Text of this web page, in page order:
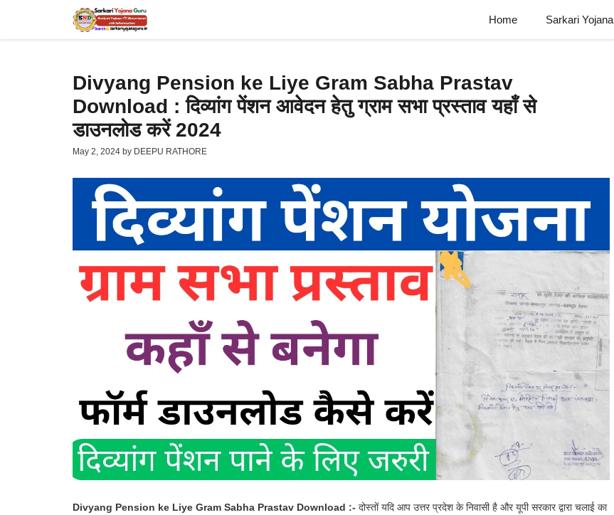
Home Sarkari Yojana
Divyang Pension ke Liye Gram Sabha Prastav
Download : दिव्यांग पेंशन आवेदन हेतु ग्राम सभा प्रस्ताव यहाँ से
डाउनलोड करें 2024
May 2, 2024 by DEEPU RATHORE
Divyang Pension ke Liye Gram Sabha Prastav Download :- दोस्तों यदि आप उत्तर प्रदेश के निवासी है और यूपी सरकार द्वारा चलाई का